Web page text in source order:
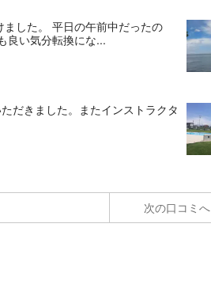
した。 平日の午前中だったの
良い気分転換にな...
だきました。またインストラクタ
次の口コミへ